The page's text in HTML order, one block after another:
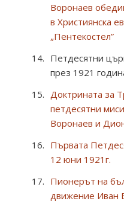
Воронаев
в Християнска
„Пентекостел”
Петдесятни
през 1921
Доктрината за
петдесятни
Воронаев и
Първата
12 юни 1921г.
Пионерът на
движение Иван